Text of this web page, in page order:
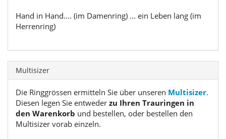
Hand in Hand.... (im Damenring) ... ein Leben lang (im
Herrenring)
Multisizer
Die Ringgrössen ermitteln Sie über unseren Multisizer.
Diesen legen Sie entweder zu Ihren Trauringen in
den Warenkorb und bestellen, oder bestellen den
Multisizer vorab einzeln.